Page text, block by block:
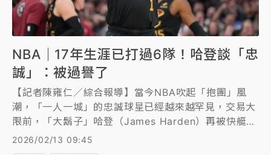
NBA｜17年生涯已打過6隊！哈登談「忠
誠」：被過譽了
【記者陳雍仁／綜合報導】當今NBA吹起「抱團」風
潮，「一人一城」的忠誠球星已經越來越罕見，交易大
限前，「大鬍子」哈登（James Harden）再被快艇交
易到騎士，這是他17年NBA生涯所效力的第6支球隊，
2026/02/13 09:45